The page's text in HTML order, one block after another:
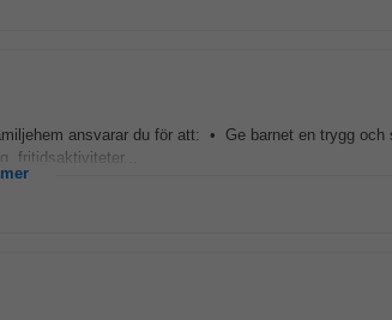
ansvarar du för att: • Ge barnet en trygg och
fritidsaktiviteter...